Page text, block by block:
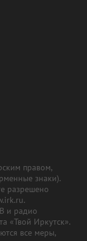
правом,
знаки).
разрешено
и радио
«Твой Иркутск».
все меры,